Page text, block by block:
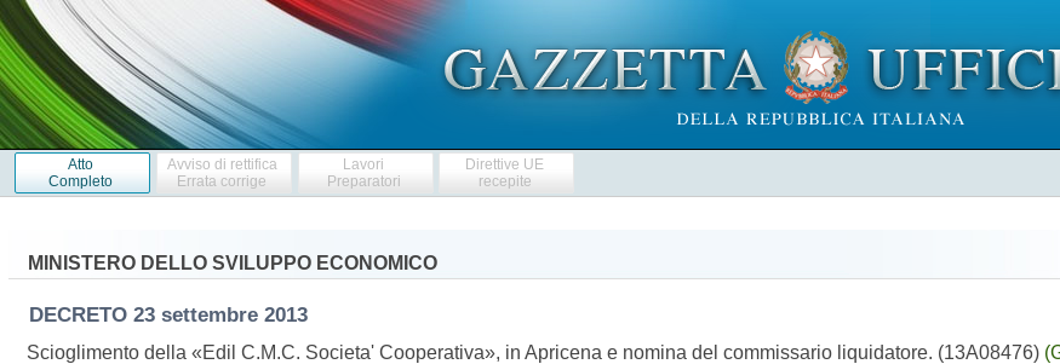
Atto
Completo
Avviso di rettifica
Errata corrige
Lavori
Preparatori
Direttive UE
recepite
MINISTERO DELLO SVILUPPO ECONOMICO
DECRETO 23 settembre 2013
Scioglimento della «Edil C.M.C. Societa' Cooperativa», in Apricena e nomina del commissario liquidatore. (13A08476)